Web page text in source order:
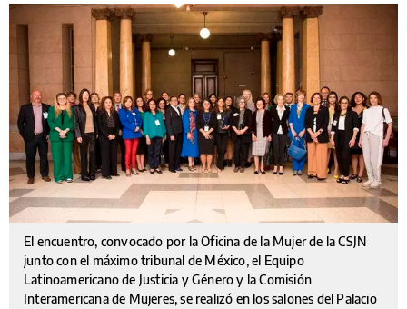
El encuentro, convocado por la Oficina de la Mujer de la CSJN
junto con el máximo tribunal de México, el Equipo
Latinoamericano de Justicia y Género y la Comisión
Interamericana de Mujeres, se realizó en los salones del Palacio